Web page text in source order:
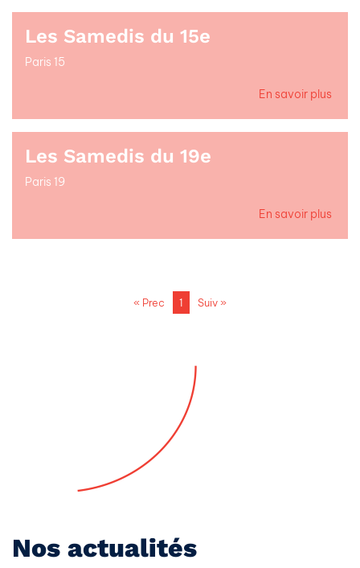
Les Samedis du 15e
Paris 15
En savoir plus
Les Samedis du 19e
Paris 19
En savoir plus
« Prec 1 Suiv »
Nos actualités